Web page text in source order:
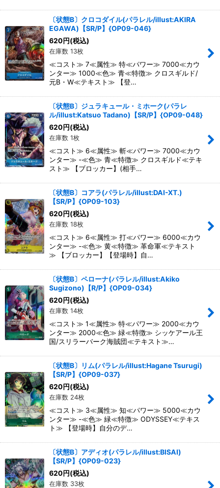
〔状態B〕クロコダイル(パラレル/illust:AKIRA
EGAWA)【SR/P】{OP09-046}
620円(税込)
在庫数 13枚
≪コスト≫ 7≪属性≫ 特≪パワー≫ 7000≪カウ
ンター≫ 1000≪色≫ 青≪特徴≫ クロスギルド/
元B・W≪テキスト≫ 【登…
〔状態B〕ジュラキュール・ミホーク(パラレ
ル/illust:Katsuo Tadano)【SR/P】{OP09-048}
620円(税込)
在庫数 1枚
≪コスト≫ 6≪属性≫ 斬≪パワー≫ 7000≪カウ
ンター≫ -≪色≫ 青≪特徴≫ クロスギルド≪テキ
スト≫ 【ブロッカー】(相手…
〔状態B〕コアラ(パラレル/illust:DAI-XT.)
【SR/P】{OP09-103}
620円(税込)
在庫数 18枚
≪コスト≫ 6≪属性≫ 打≪パワー≫ 6000≪カウ
ンター≫ -≪色≫ 黄≪特徴≫ 革命軍≪テキスト
≫ 【ブロッカー】【登場時】自…
〔状態B〕ペローナ(パラレル/illust:Akiko
Sugizono)【R/P】{OP09-034}
620円(税込)
在庫数 14枚
≪コスト≫ 1≪属性≫ 特≪パワー≫ 2000≪カウ
ンター≫ 2000≪色≫ 緑≪特徴≫ シッケアール王
国/スリラーバーク海賊団≪テキスト≫…
〔状態B〕リム(パラレル/illust:Hagane Tsurugi)
【SR/P】{OP09-037}
620円(税込)
在庫数 24枚
≪コスト≫ 3≪属性≫ 知≪パワー≫ 5000≪カウ
ンター≫ -≪色≫ 緑≪特徴≫ ODYSSEY≪テキス
ト≫ 【登場時】自分のデ…
〔状態B〕アディオ(パラレル/illust:BISAI)
【SR/P】{OP09-023}
620円(税込)
在庫数 33枚